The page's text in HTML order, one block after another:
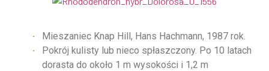
Mieszaniec Knap Hill, Hans Hachmann, 1987 rok.
Pokrój kulisty lub nieco spłaszczony. Po 10 latach
dorasta do około 1 m wysokości i 1,2 m